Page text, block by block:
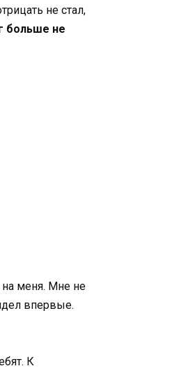
не стал,
больше не
на меня. Мне не
впервые.
К